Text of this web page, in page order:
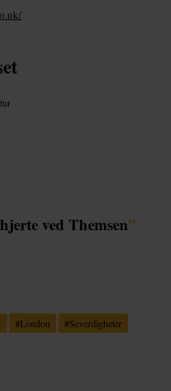
ved Themsen”
#London #Severdigheter